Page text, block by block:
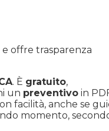
offre trasparenza
. È gratuito,
un preventivo in
facilità, anche se
momento,